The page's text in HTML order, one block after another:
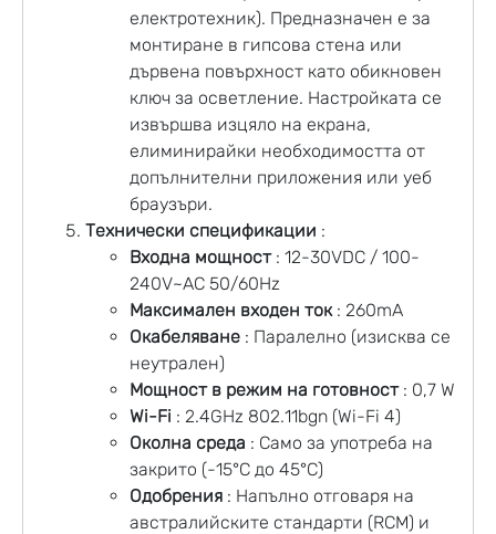
електротехник). Предназначен е за
монтиране в гипсова стена или
дървена повърхност като обикновен
ключ за осветление. Настройката се
извършва изцяло на екрана,
елиминирайки необходимостта от
допълнителни приложения или уеб
браузъри.
Технически спецификации :
Входна мощност: 12-30VDC / 100-
240V~AC 50/60Hz
Максимален входен ток : 260mA
Окабеляване : Паралелно (изисква се
неутрален)
Мощност в режим на готовност: 0,7 W
Wi-Fi : 2.4GHz 802.11bgn (Wi-Fi 4)
Околна среда : Само за употреба на
закрито (-15°C до 45°C)
Одобрения : Напълно отговаря на
австралийските стандарти (RCM) и